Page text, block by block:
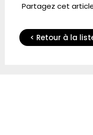
Partagez cet
< Retour à la